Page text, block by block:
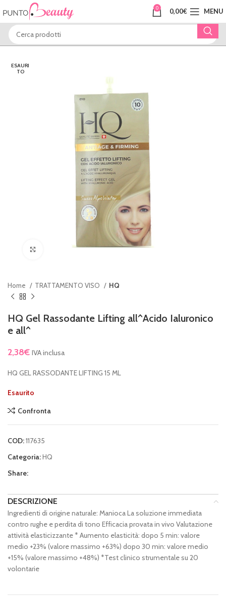
0 0,00€ MENU
ESAURI
TO
Clicca per ingrandire
Home TRATTAMENTO VISO HQ
HQ Gel Rassodante Lifting all^Acido Ialuronico
e all^
2,38€ IVA inclusa
HQ GEL RASSODANTE LIFTING 15 ML
Esaurito
Confronta
COD:117635
Categoria:HQ
Share:
DESCRIZIONE
Ingredienti di origine naturale: Manioca La soluzione immediata
contro rughe e perdita di tono Efficacia provata in vivo Valutazione
attività elasticizzante * Aumento elasticità: dopo 5 min: valore
medio +23% (valore massimo +63%) dopo 30 min: valore medio
+15% (valore massimo +48%) *Test clinico strumentale su 20
volontarie